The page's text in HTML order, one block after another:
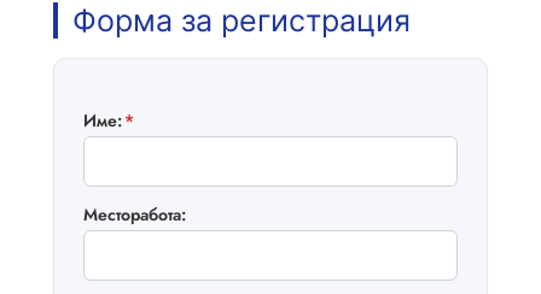
Форма за регистрация
Име:*
Месторабота: